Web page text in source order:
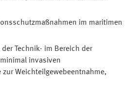
im maritimen
Technik- im Bereich der
invasiven
zur Weichteilgewebeentnahme,